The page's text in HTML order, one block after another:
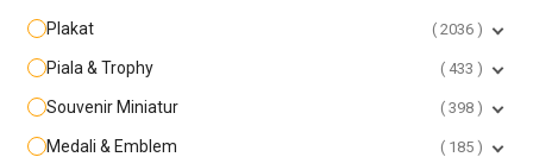
Plakat 2036
Piala & Trophy 433
Souvenir Miniatur 398
Medali & Emblem 185